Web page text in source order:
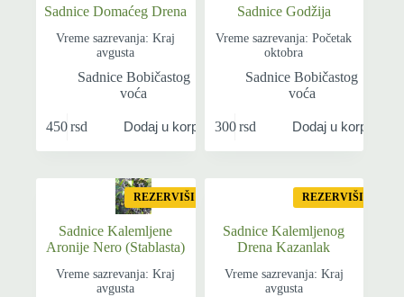
Sadnice Domaćeg Drena
Vreme sazrevanja: Kraj
avgusta
Sadnice Bobičastog
voća
450rsd Dodaj u korpu
Sadnice Godžija
Vreme sazrevanja: Početak
oktobra
Sadnice Bobičastog
voća
300rsd Dodaj u korpu
REZERVIŠI
Sadnice Kalemljene
Aronije Nero (Stablasta)
Vreme sazrevanja: Kraj
avgusta
REZERVIŠI
Sadnice Kalemljenog
Drena Kazanlak
Vreme sazrevanja: Kraj
avgusta